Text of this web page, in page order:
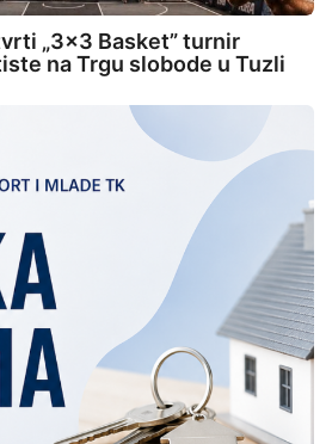
„3×3 Basket” turnir
na Trgu slobode u Tuzli